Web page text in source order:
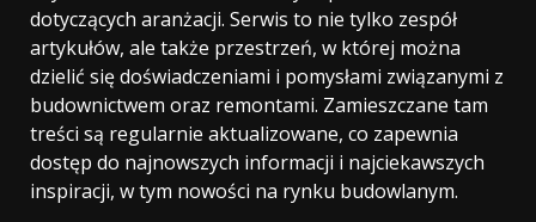
dotyczących aranżacji. Serwis to nie tylko zespół
artykułów, ale także przestrzeń, w której można
dzielić się doświadczeniami i pomysłami związanymi z
budownictwem oraz remontami. Zamieszczane tam
treści są regularnie aktualizowane, co zapewnia
dostęp do najnowszych informacji i najciekawszych
inspiracji, w tym nowości na rynku budowlanym.